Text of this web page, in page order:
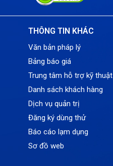
THÔNG TIN KHÁC
Văn bản pháp lý
Bảng báo giá
Trung tâm hỗ trợ kỹ thuật
Danh sách khách hàng
Dịch vụ quản trị
Đăng ký dùng thử
Báo cáo lạm dụng
Sơ đồ web